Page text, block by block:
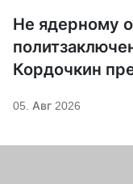
Не ядерному
Кордочкин
Саровского
05. Авг 2026